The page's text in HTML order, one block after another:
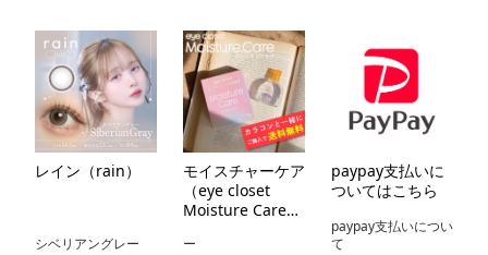
レイン（rain）
シベリアングレー
モイスチャーケア
（eye closet
Moisture Care
ー
paypay支払いに
ついてはこちら
paypay支払いについ
て